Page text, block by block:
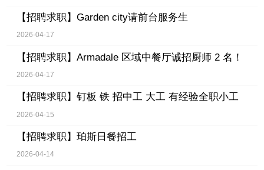
【招聘求职】 Garden city请前台服务生
2026-04-17
【招聘求职】 Armadale 区域中餐厅诚招厨师 2 名！
2026-04-17
【招聘求职】 钉板 铁 招中工 大工 有经验全职小工
2026-04-15
【招聘求职】 珀斯日餐招工
2026-04-14